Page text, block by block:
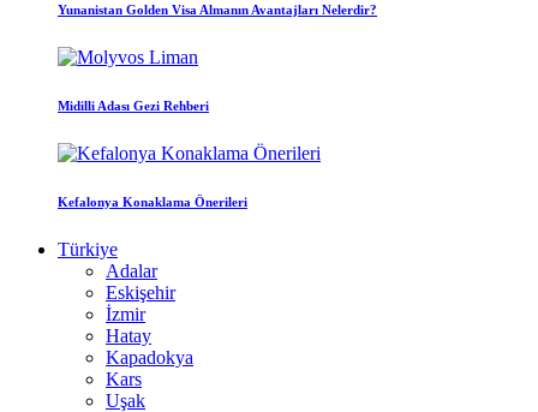
Yunanistan Golden Visa Almanın Avantajları Nelerdir?
Midilli Adası Gezi Rehberi
Kefalonya Konaklama Önerileri
Türkiye
Adalar
Eskişehir
İzmir
Hatay
Kapadokya
Kars
Uşak